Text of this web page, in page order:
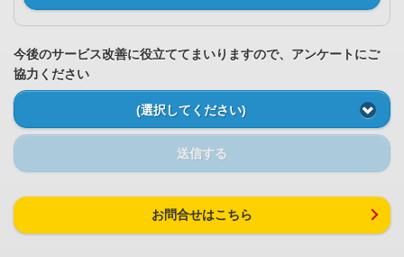
今後のサービス改善に役立ててまいりますので、アンケートにご
協力ください
(選択してください)
送信する
お問合せはこちら